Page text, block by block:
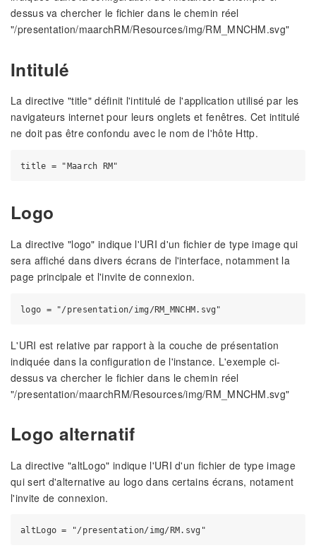
dessus va chercher le fichier dans le chemin réel
"/presentation/maarchRM/Resources/img/RM_MNCHM.svg"
Intitulé
La directive "title" définit l'intitulé de l'application utilisé par les
navigateurs internet pour leurs onglets et fenêtres. Cet intitulé
ne doit pas être confondu avec le nom de l'hôte Http.
Logo
La directive "logo" indique l'URI d'un fichier de type image qui
sera affiché dans divers écrans de l'interface, notamment la
page principale et l'invite de connexion.
L'URI est relative par rapport à la couche de présentation
indiquée dans la configuration de l'instance. L'exemple ci-
dessus va chercher le fichier dans le chemin réel
"/presentation/maarchRM/Resources/img/RM_MNCHM.svg"
Logo alternatif
La directive "altLogo" indique l'URI d'un fichier de type image
qui sert d'alternative au logo dans certains écrans, notament
l'invite de connexion.